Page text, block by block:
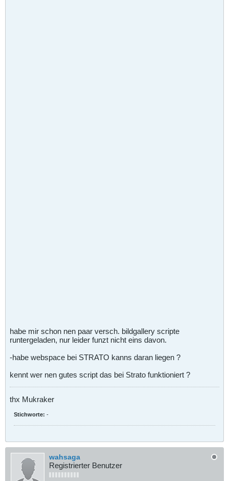
habe mir schon nen paar versch. bildgallery scripte
runtergeladen, nur leider funzt nicht eins davon.
-habe webspace bei STRATO kanns daran liegen ?
kennt wer nen gutes script das bei Strato funktioniert ?
thx Mukraker
Stichworte: -
wahsaga
Registrierter Benutzer